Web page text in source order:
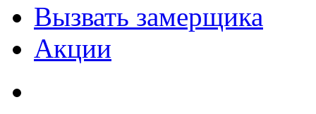
Вызвать замерщика
Акции